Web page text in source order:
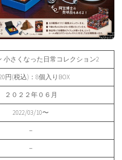
小さくなった日常コレクション2
円(税込)：8個入りBOX
２０２２年０６月
2022/03/10〜
－
－